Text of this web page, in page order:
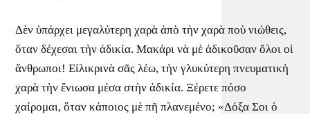
Δὲν ὑπάρχει μεγαλύτερη χαρὰ ἀπὸ τὴν χαρὰ ποὺ νιώθεις,
ὅταν δέχεσαι τὴν ἀδικία. Μακάρι νὰ μὲ ἀδικοῦσαν ὅλοι οἱ
ἄνθρωποι! Εἰλικρινὰ σᾶς λέω, τὴν γλυκύτερη πνευματικὴ
χαρὰ τὴν ἔνιωσα μέσα στὴν ἀδικία. Ξέρετε πόσο
χαίρομαι, ὅταν κάποιος μὲ πῆ πλανεμένο; «Δόξα Σοι ὁ